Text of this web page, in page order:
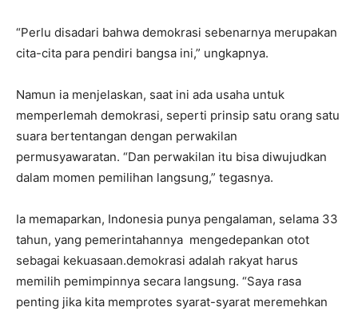
“Perlu disadari bahwa demokrasi sebenarnya merupakan
cita-cita para pendiri bangsa ini,” ungkapnya.
Namun ia menjelaskan, saat ini ada usaha untuk
memperlemah demokrasi, seperti prinsip satu orang satu
suara bertentangan dengan perwakilan
permusyawaratan. “Dan perwakilan itu bisa diwujudkan
dalam momen pemilihan langsung,” tegasnya.
Ia memaparkan, Indonesia punya pengalaman, selama 33
tahun, yang pemerintahannya mengedepankan otot
sebagai kekuasaan.demokrasi adalah rakyat harus
memilih pemimpinnya secara langsung. “Saya rasa
penting jika kita memprotes syarat-syarat meremehkan